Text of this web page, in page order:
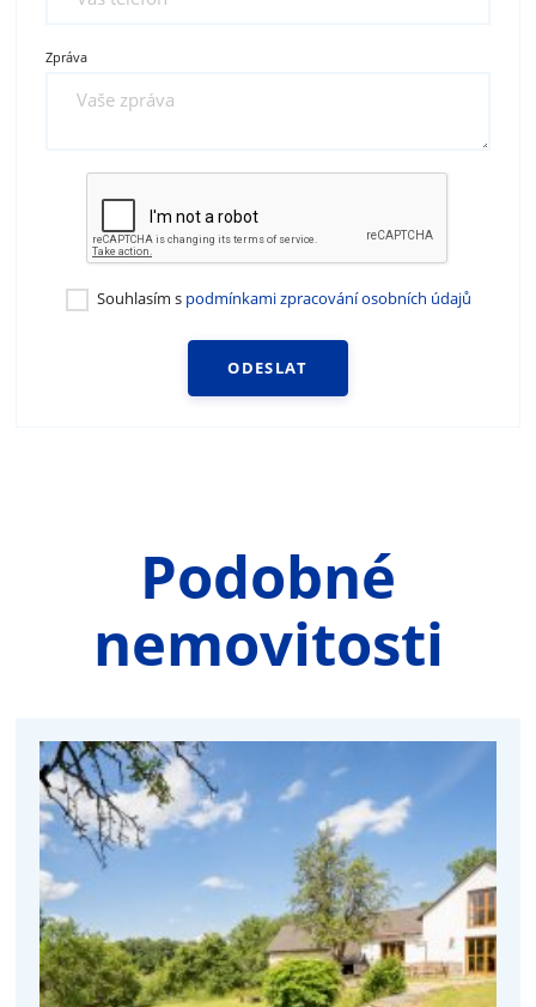
Zpráva
Souhlasím s podmínkami zpracování osobních údajů
ODESLAT
Podobné
nemovitosti